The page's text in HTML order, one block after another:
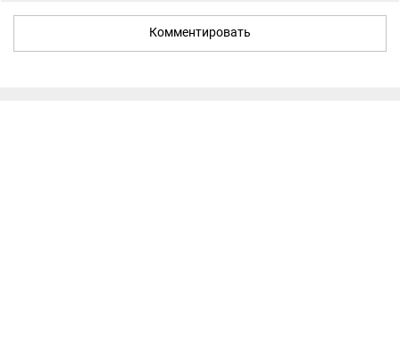
Комментировать